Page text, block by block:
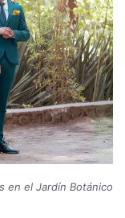
en el Jardín Botánico